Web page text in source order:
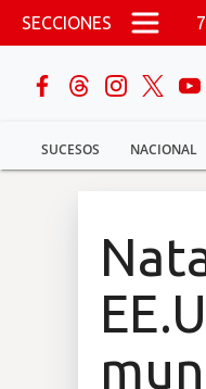
Pasar al contenido
SECCIONES
SUCESOS NACIONAL
buscar
Sucesos